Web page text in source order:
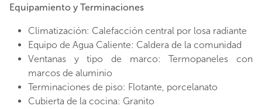
Equipamiento y Terminaciones
Climatización: Calefacción central por losa radiante
Equipo de Agua Caliente: Caldera de la comunidad
Ventanas y tipo de marco: Termopaneles con
marcos de aluminio
Terminaciones de piso: Flotante, porcelanato
Cubierta de la cocina: Granito